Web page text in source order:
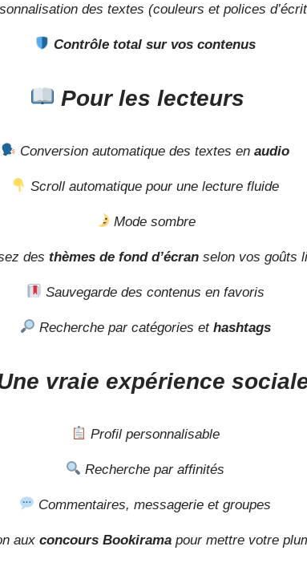
des textes (couleurs et polices
Contrôle total sur vos contenus
Pour les lecteurs
Conversion automatique des textes enaudio
Scroll automatique pour une lecture fluide
Mode sombre
des thèmes de fond d’écranselon vos goûts
Sauvegarde des contenus en favoris
Recherche par catégories et hashtags
vraie expérience
Profil personnalisable
Recherche par affinités
Commentaires, messagerie et groupes
auxconcours Bookirama pour mettre votre